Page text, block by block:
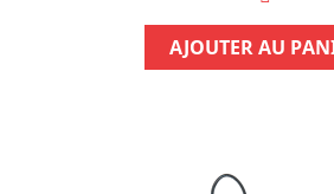
AJOUTER AU